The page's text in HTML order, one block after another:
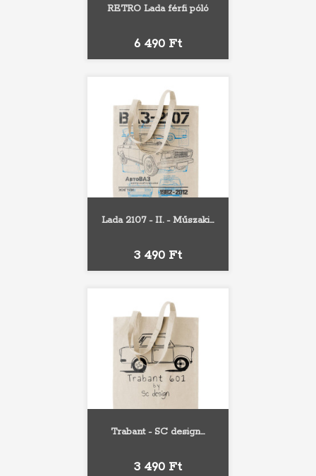
RETRO Lada férfi póló
Ár
6 490 Ft
Lada 2107 - II. - Műszaki...
Ár
3 490 Ft
Trabant - SC design...
Ár
3 490 Ft